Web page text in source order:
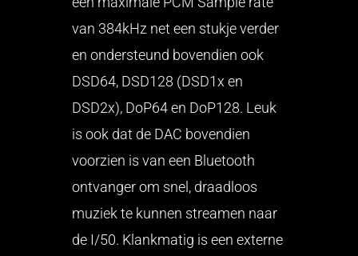
van 384kHz net een stukje verder
en ondersteund bovendien ook
DSD64, DSD128 (DSD1x en
DSD2x), DoP64 en DoP128. Leuk
is ook dat de DAC bovendien
voorzien is van een Bluetooth
ontvanger om snel, draadloos
muziek te kunnen streamen naar
de I/50. Klankmatig is een externe